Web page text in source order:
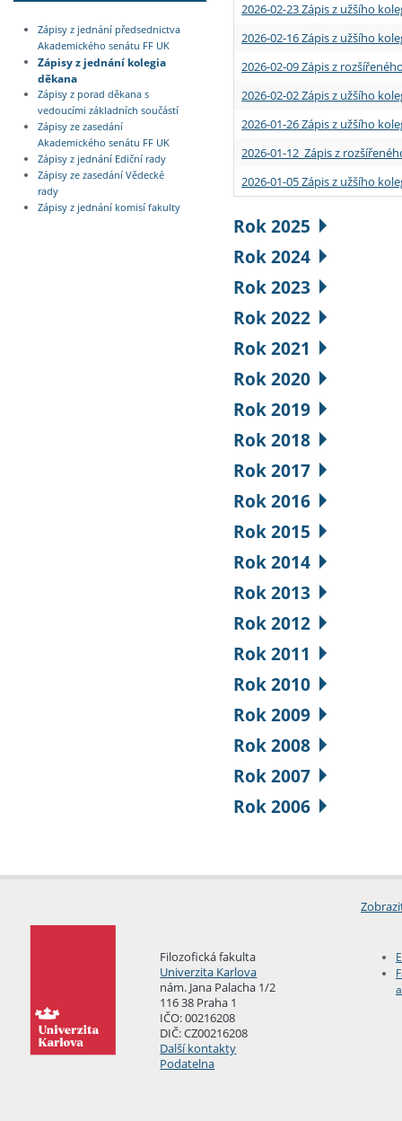
Zápisy z jednání předsednictva
Akademického senátu FF UK
Zápisy z jednání kolegia
děkana
Zápisy z porad děkana s
vedoucími základních součástí
Zápisy ze zasedání
Akademického senátu FF UK
Zápisy z jednání Ediční rady
Zápisy ze zasedání Vědecké
rady
Zápisy z jednání komisí fakulty
2026-02-23 Zápis z užšího
2026-02-16 Zápis z užšího
2026-02-09 Zápis z
2026-02-02 Zápis z užšího
2026-01-26 Zápis z užšího
2026-01-12 Zápis z
2026-01-05 Zápis z užšího
Rok 2025
Rok 2024
Rok 2023
Rok 2022
Rok 2021
Rok 2020
Rok 2019
Rok 2018
Rok 2017
Rok 2016
Rok 2015
Rok 2014
Rok 2013
Rok 2012
Rok 2011
Rok 2010
Rok 2009
Rok 2008
Rok 2007
Rok 2006
Filozofická fakulta
Univerzita Karlova
nám. Jana Palacha 1/2
116 38 Praha 1
IČO: 00216208
DIČ: CZ00216208
Další kontakty
Podatelna